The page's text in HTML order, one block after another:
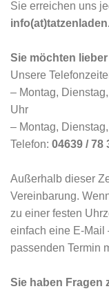
Sie erreichen uns
Sie möchten
Unsere
– Montag,
Uhr
– Montag,
Telefon: 04639 / 78
Außerhalb dieser
Vereinbarung.
zu einer festen
einfach eine E-Mail
passenden Termin
Sie haben Fragen